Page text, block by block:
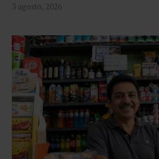
3 agosto, 2026